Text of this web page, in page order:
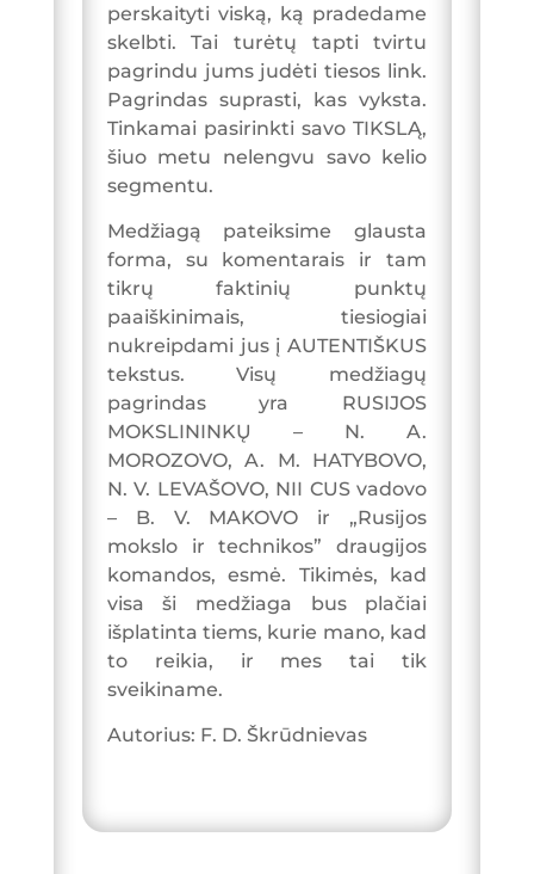
perskaityti viską, ką pradedame
skelbti. Tai turėtų tapti tvirtu
pagrindu jums judėti tiesos link.
Pagrindas suprasti, kas vyksta.
Tinkamai pasirinkti savo TIKSLĄ,
šiuo metu nelengvu savo kelio
segmentu.
Medžiagą pateiksime glausta
forma, su komentarais ir tam
tikrų faktinių punktų
paaiškinimais, tiesiogiai
nukreipdami jus į AUTENTIŠKUS
tekstus. Visų medžiagų
pagrindas yra RUSIJOS
MOKSLININKŲ – N. A.
MOROZOVO, A. M. HATYBOVO,
N. V. LEVAŠOVO, NII CUS vadovo
– B. V. MAKOVO ir „Rusijos
mokslo ir technikos” draugijos
komandos, esmė. Tikimės, kad
visa ši medžiaga bus plačiai
išplatinta tiems, kurie mano, kad
to reikia, ir mes tai tik
sveikiname.
Autorius: F. D. Škrūdnievas